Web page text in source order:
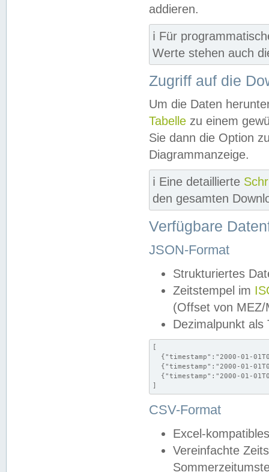
addieren.
ℹ️ Für
Werte stehen auch
Zugriff auf die
Um die Daten
Tabelle zu einem
Sie dann die Option
Diagrammanzeige.
ℹ️ Eine detaillierte
den gesamten
Verfügbare
JSON-Format
Strukturiertes
Zeitstempel im
(Offset von MEZ/
Dezimalpunkt als
[
{"timestamp":"2000-01-
{"timestamp":"2000-01-
{"timestamp":"2000-01-
]
CSV-Format
Excel-
Vereinfachte